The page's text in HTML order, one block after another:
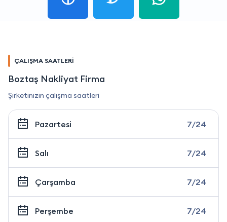
ÇALIŞMA SAATLERİ
Boztaş Nakliyat Firma
Şirketinizin çalışma saatleri
Pazartesi 7/24
Salı 7/24
Çarşamba 7/24
Perşembe 7/24